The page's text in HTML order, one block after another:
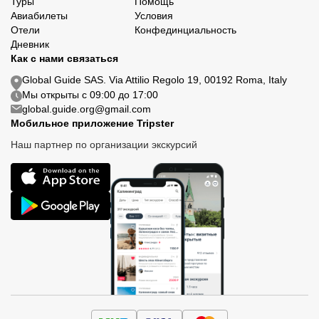
Авиабилеты
Отели
Дневник
Условия
Конфединциальность
Как с нами связаться
Global Guide SAS. Via Attilio Regolo 19, 00192 Roma, Italy
Мы открыты с 09:00 до 17:00
global.guide.org@gmail.com
Мобильное приложение Tripster
Наш партнер по организации экскурсий